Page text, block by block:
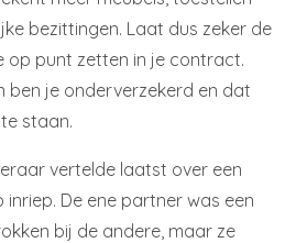
bezittingen. Laat dus zeker de
op punt zetten in je contract.
ben je onderverzekerd en dat
staan.
vertelde laatst over een
De ene partner was een
bij de andere, maar ze